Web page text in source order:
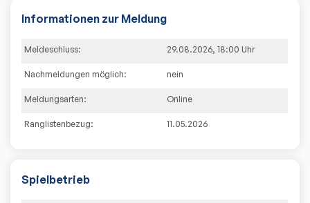
Informationen zur Meldung
Meldeschluss: 29.08.2026, 18:00 Uhr
Nachmeldungen möglich: nein
Meldungsarten: Online
Ranglistenbezug: 11.05.2026
Spielbetrieb